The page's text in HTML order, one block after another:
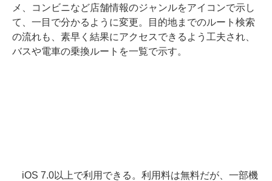
メ、コンビニなど店舗情報のジャンルをアイコンで示し
て、一目で分かるように変更。目的地までのルート検索
の流れも、素早く結果にアクセスできるよう工夫され、
バスや電車の乗換ルートを一覧で示す。
iOS 7.0以上で利用できる。利用料は無料だが、一部機